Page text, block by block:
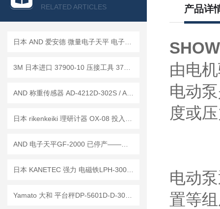
RELATED ARTICLES 产品详
由电
电动
度或
电动
置等